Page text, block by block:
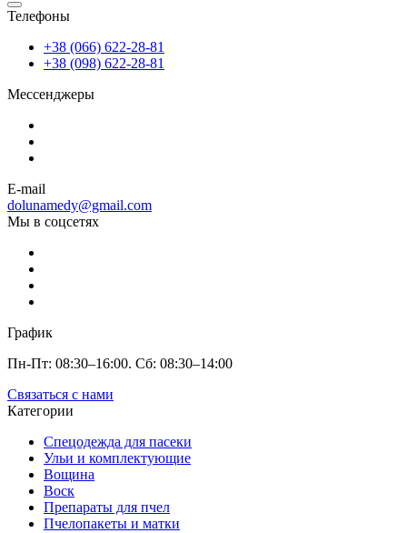
Телефоны
+38 (066) 622-28-81
+38 (098) 622-28-81
Мессенджеры
E-mail
dolunamedy@gmail.com
Мы в соцсетях
График
Пн-Пт: 08:30–16:00. Сб: 08:30–14:00
Связаться с нами
Категории
Спецодежда для пасеки
Ульи и комплектующие
Вощина
Воск
Препараты для пчел
Пчелопакеты и матки